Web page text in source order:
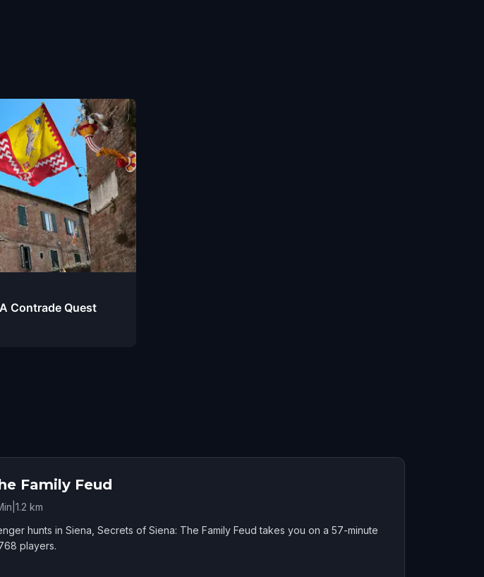
A Contrade Quest
Family Feud
1.2 km
hunts in Siena, Secrets of Siena: The Family Feud takes you on a 57-minute
players.